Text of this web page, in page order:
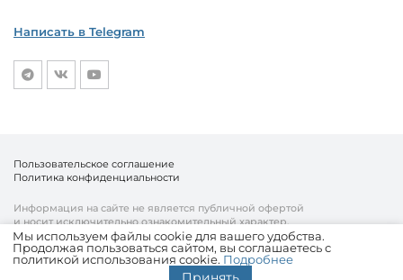
Написать в Telegram
© «Fordent», 2010—2026
Комплексный подход к вашему бизнесу
Информация на сайте не является публичной офертой
и носит исключительно ознакомительный характер.
Пользовательское соглашение
Политика конфиденциальности
Мы используем файлы cookie для вашего удобства.
Продолжая пользоваться сайтом, вы соглашаетесь с
политикой использования cookie. Подробнее